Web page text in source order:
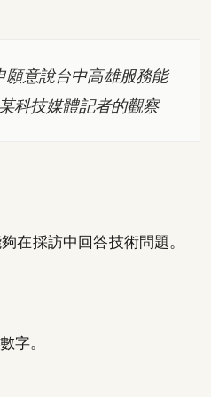
願意說台中高雄服務能
科技媒體記者的觀察
在採訪中回答技術問題。
字。